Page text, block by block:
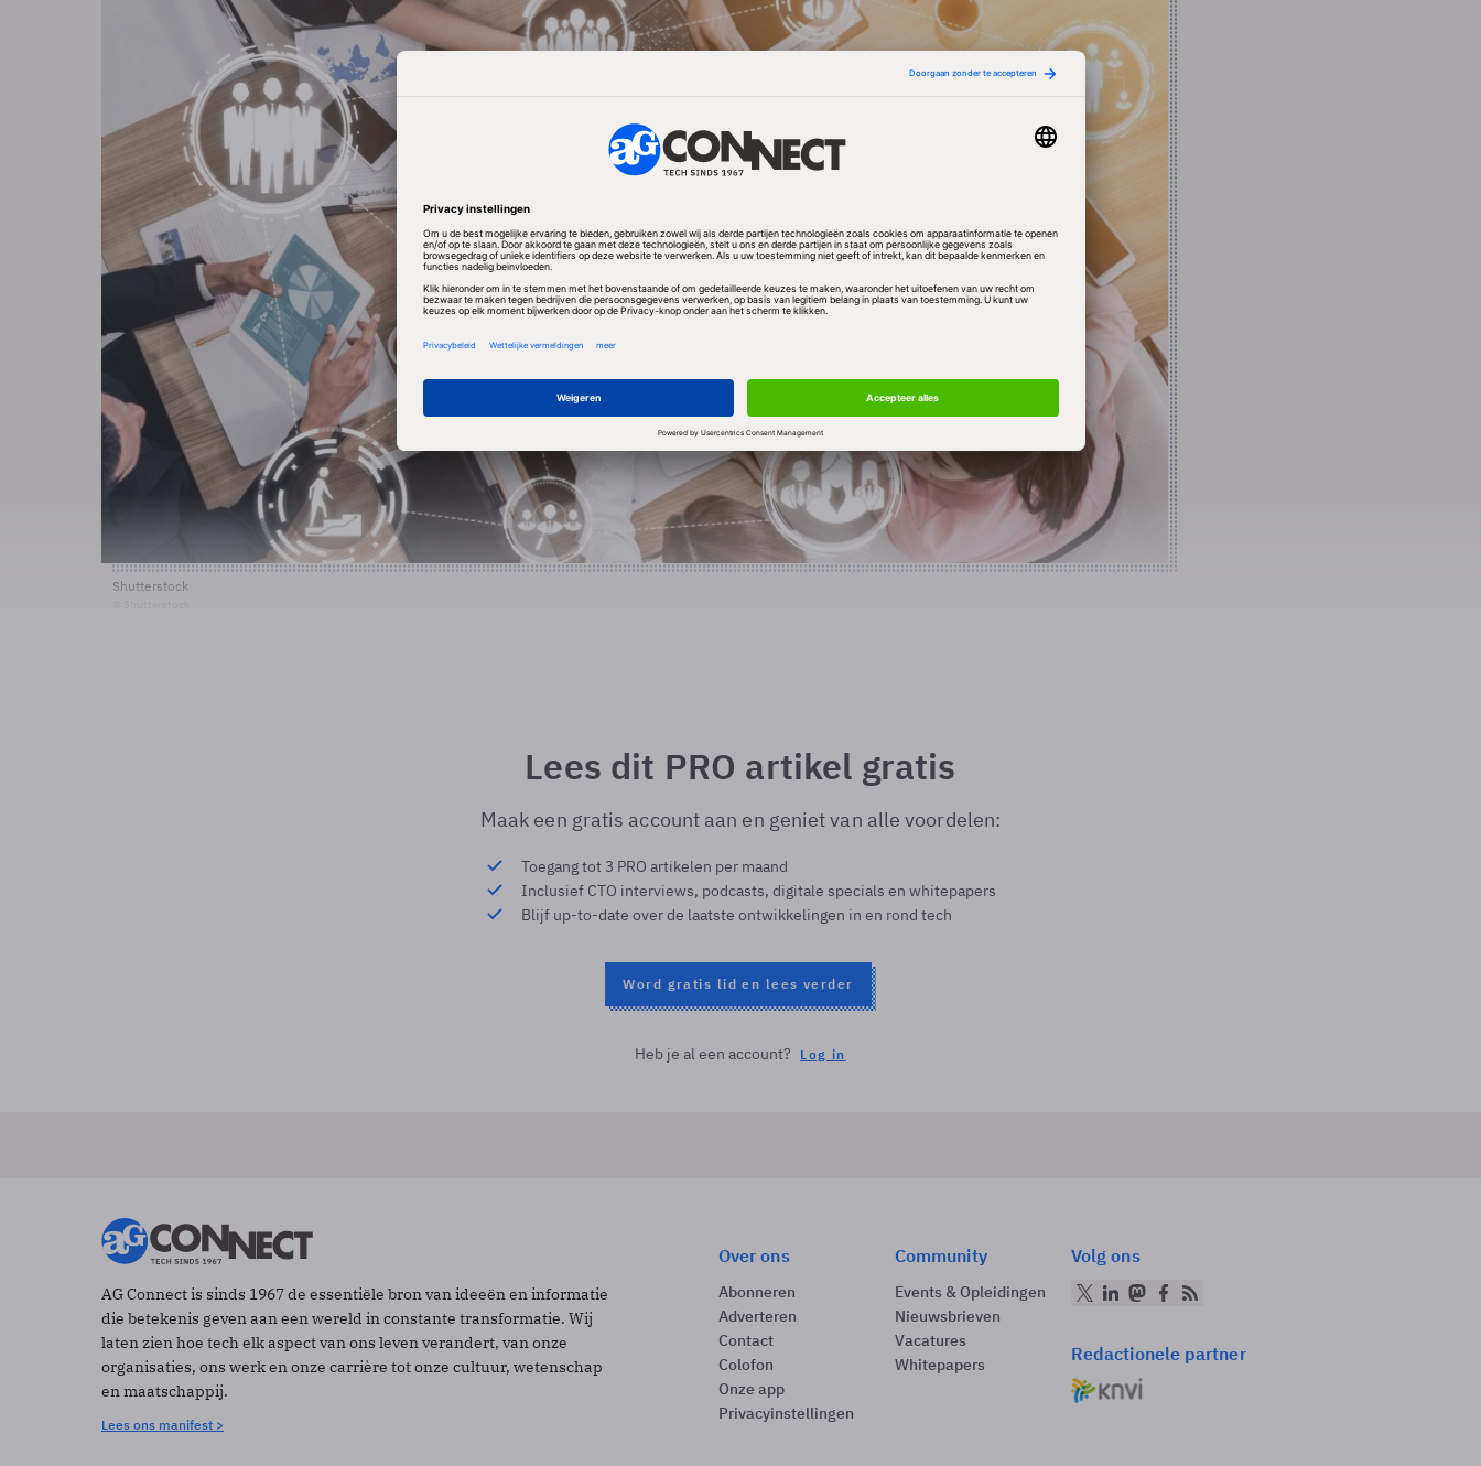
Shutterstock
Lees dit PRO artikel gratis
Maak een gratis account aan en geniet van alle voordelen:
Toegang tot 3 PRO artikelen per maand
Inclusief CTO interviews, podcasts, digitale specials en whitepapers
Blijf up-to-date over de laatste ontwikkelingen in en rond tech
Word gratis lid en lees verder
Heb je al een account? Log in
AG Connect is sinds 1967 de essentiële bron van ideeën en informatie
die betekenis geven aan een wereld in constante transformatie. Wij
laten zien hoe tech elk aspect van ons leven verandert, van onze
organisaties, ons werk en onze carrière tot onze cultuur, wetenschap
en maatschappij.
Lees ons manifest >
Over ons
Abonneren
Adverteren
Contact
Colofon
Onze app
Privacyinstellingen
Community
Events & Opleidingen
Nieuwsbrieven
Vacatures
Whitepapers
Volg ons
Redactionele partner